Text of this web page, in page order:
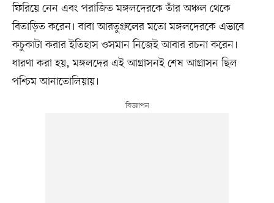
ফিরিয়ে নেন এবং পরাজিত মঙ্গলদেরকে তাঁর অঞ্চল থেকে
বিতাড়িত করেন। বাবা আরতুগ্রুলের মতো মঙ্গলদেরকে এভাবে
কচুকাটা করার ইতিহাস ওসমান নিজেই আবার রচনা করেন।
ধারণা করা হয়, মঙ্গলদের এই আগ্রাসনই শেষ আগ্রাসন ছিল
পশ্চিম আনাতোলিয়ায়।